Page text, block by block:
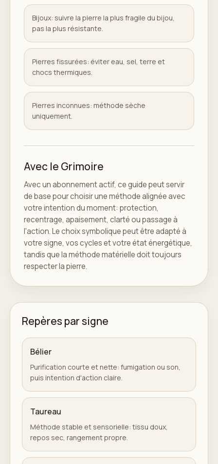
Bijoux: suivre la pierre la plus fragile du bijou,
pas la plus résistante.
Pierres fissurées: éviter eau, sel, terre et
chocs thermiques.
Pierres inconnues: méthode sèche
uniquement.
Avec le Grimoire
Avec un abonnement actif, ce guide peut servir
de base pour choisir une méthode alignée avec
votre intention du moment: protection,
recentrage, apaisement, clarté ou passage à
l'action. Le choix symbolique peut être adapté à
votre signe, vos cycles et votre état énergétique,
tandis que la méthode matérielle doit toujours
respecter la pierre.
Repères par signe
Bélier
Purification courte et nette: fumigation ou son,
puis intention d'action claire.
Taureau
Méthode stable et sensorielle: tissu doux,
repos sec, rangement propre.